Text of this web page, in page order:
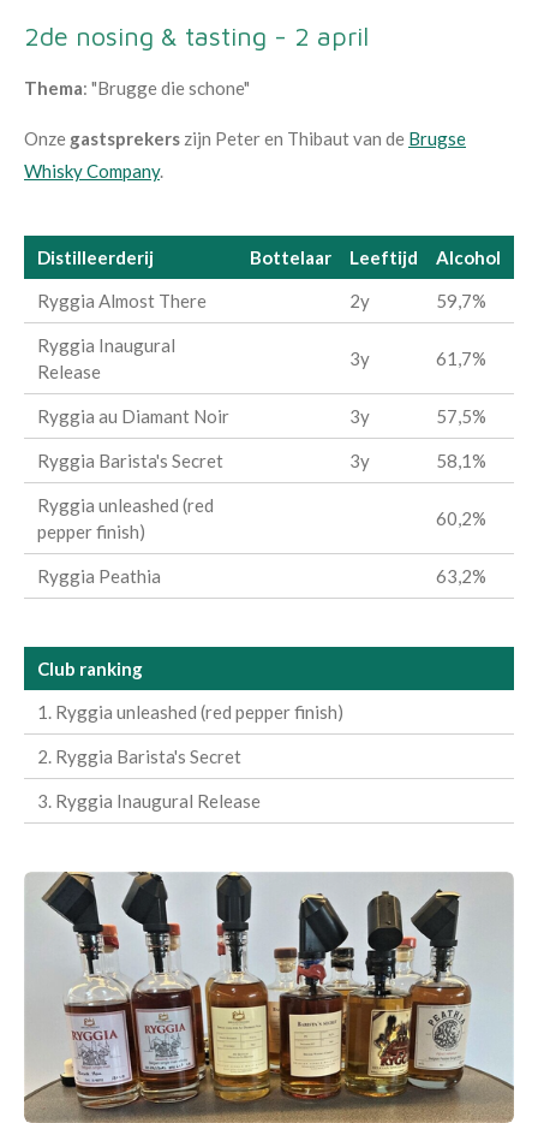
2de nosing & tasting - 2 april
Thema: "Brugge die schone"
Onze gastsprekers zijn Peter en Thibaut van de Brugse
Whisky Company.
Distilleerderij Bottelaar Leeftijd
Alcohol
Ryggia Almost There
2y 59,7%
Ryggia Inaugural
Release
3y 61,7%
Ryggia au Diamant Noir 3y 57,5%
Ryggia Barista's Secret 3y 58,1%
Ryggia unleashed (red
pepper finish)
60,2%
Ryggia Peathia 63,2%
Club ranking
1. Ryggia unleashed (red pepper finish)
2. Ryggia Barista's Secret
3. Ryggia Inaugural Release